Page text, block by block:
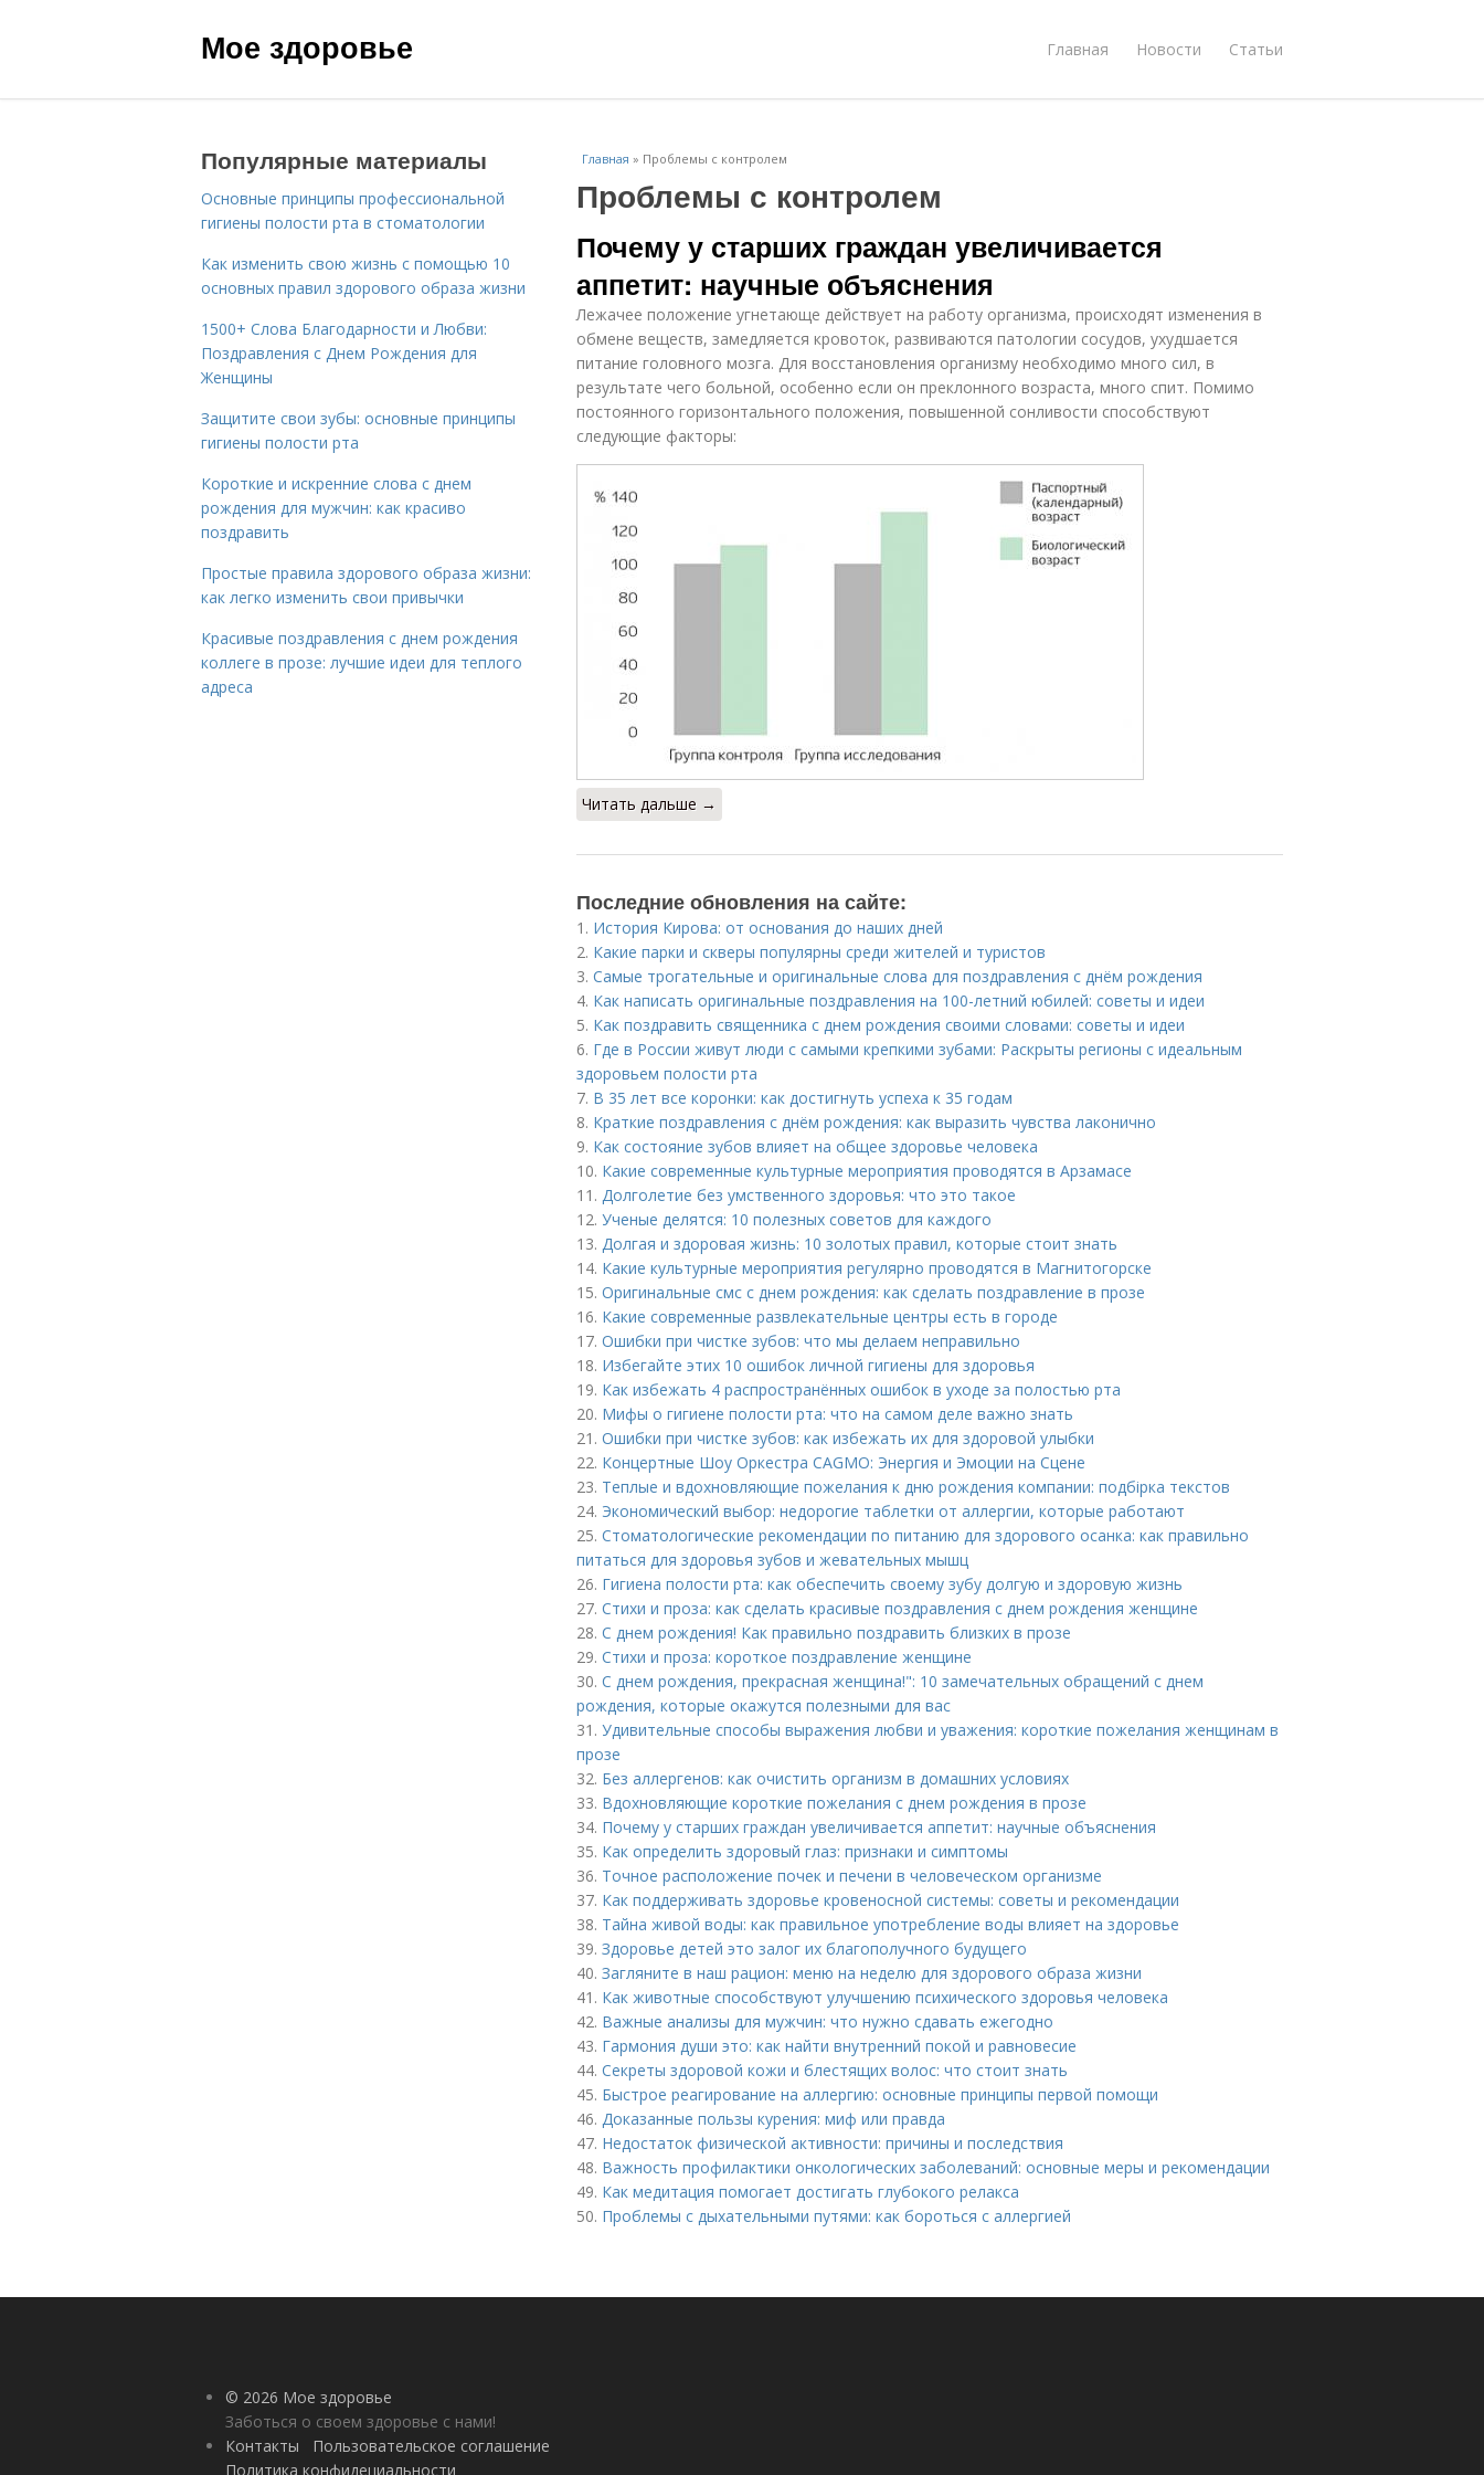
Мое здоровье Главная Новости Статьи
Главная » Проблемы с контролем
Проблемы с контролем
Почему у старших граждан увеличивается
аппетит: научные объяснения
Лежачее положение угнетающе действует на работу организма, происходят изменения в
обмене веществ, замедляется кровоток, развиваются патологии сосудов, ухудшается
питание головного мозга. Для восстановления организму необходимо много сил, в
результате чего больной, особенно если он преклонного возраста, много спит. Помимо
постоянного горизонтального положения, повышенной сонливости способствуют
следующие факторы:
Читать дальше →
Последние обновления на сайте:
1. История Кирова: от основания до наших дней
2. Какие парки и скверы популярны среди жителей и туристов
3. Самые трогательные и оригинальные слова для поздравления с днём рождения
4. Как написать оригинальные поздравления на 100-летний юбилей: советы и идеи
5. Как поздравить священника с днем рождения своими словами: советы и идеи
6. Где в России живут люди с самыми крепкими зубами: Раскрыты регионы с идеальным
здоровьем полости рта
7. В 35 лет все коронки: как достигнуть успеха к 35 годам
8. Краткие поздравления с днём рождения: как выразить чувства лаконично
9. Как состояние зубов влияет на общее здоровье человека
10. Какие современные культурные мероприятия проводятся в Арзамасе
11. Долголетие без умственного здоровья: что это такое
12. Ученые делятся: 10 полезных советов для каждого
13. Долгая и здоровая жизнь: 10 золотых правил, которые стоит знать
14. Какие культурные мероприятия регулярно проводятся в Магнитогорске
15. Оригинальные смс с днем рождения: как сделать поздравление в прозе
16. Какие современные развлекательные центры есть в городе
17. Ошибки при чистке зубов: что мы делаем неправильно
18. Избегайте этих 10 ошибок личной гигиены для здоровья
19. Как избежать 4 распространённых ошибок в уходе за полостью рта
20. Мифы о гигиене полости рта: что на самом деле важно знать
21. Ошибки при чистке зубов: как избежать их для здоровой улыбки
22. Концертные Шоу Оркестра CAGMO: Энергия и Эмоции на Сцене
23. Теплые и вдохновляющие пожелания к дню рождения компании: подбірка текстов
24. Экономический выбор: недорогие таблетки от аллергии, которые работают
25. Стоматологические рекомендации по питанию для здорового осанка: как правильно
питаться для здоровья зубов и жевательных мышц
26. Гигиена полости рта: как обеспечить своему зубу долгую и здоровую жизнь
27. Стихи и проза: как сделать красивые поздравления с днем рождения женщине
28. С днем рождения! Как правильно поздравить близких в прозе
29. Стихи и проза: короткое поздравление женщине
30. С днем рождения, прекрасная женщина!": 10 замечательных обращений с днем
рождения, которые окажутся полезными для вас
31. Удивительные способы выражения любви и уважения: короткие пожелания женщинам в
прозе
32. Без аллергенов: как очистить организм в домашних условиях
33. Вдохновляющие короткие пожелания с днем рождения в прозе
34. Почему у старших граждан увеличивается аппетит: научные объяснения
35. Как определить здоровый глаз: признаки и симптомы
36. Точное расположение почек и печени в человеческом организме
37. Как поддерживать здоровье кровеносной системы: советы и рекомендации
38. Тайна живой воды: как правильное употребление воды влияет на здоровье
39. Здоровье детей это залог их благополучного будущего
40. Загляните в наш рацион: меню на неделю для здорового образа жизни
41. Как животные способствуют улучшению психического здоровья человека
42. Важные анализы для мужчин: что нужно сдавать ежегодно
43. Гармония души это: как найти внутренний покой и равновесие
44. Секреты здоровой кожи и блестящих волос: что стоит знать
45. Быстрое реагирование на аллергию: основные принципы первой помощи
46. Доказанные пользы курения: миф или правда
47. Недостаток физической активности: причины и последствия
48. Важность профилактики онкологических заболеваний: основные меры и рекомендации
49. Как медитация помогает достигать глубокого релакса
50. Проблемы с дыхательными путями: как бороться с аллергией
Популярные материалы
Основные принципы профессиональной
гигиены полости рта в стоматологии
Как изменить свою жизнь с помощью 10
основных правил здорового образа жизни
1500+ Слова Благодарности и Любви:
Поздравления с Днем Рождения для
Женщины
Защитите свои зубы: основные принципы
гигиены полости рта
Короткие и искренние слова с днем
рождения для мужчин: как красиво
поздравить
Простые правила здорового образа жизни:
как легко изменить свои привычки
Красивые поздравления с днем рождения
коллеге в прозе: лучшие идеи для теплого
адреса
© 2026 Мое здоровье
Заботься о своем здоровье с нами!
Контакты
Пользовательское соглашение
Политика конфидециальности